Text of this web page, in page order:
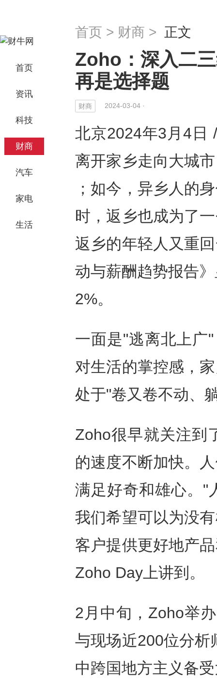
首页
资讯
科技
财商
汽车
家电
生活
首页 > 财商 > 正文
Zoho：深入二
再是选择题
财商 2024-03-04 ·
北京2024年3月4日
离开家乡走向大城
；如今，异乡人的
时，返乡也成为了
返乡的年轻人又重
动与薪酬趋势报告
2%。
一面是"逃离北上广
对生活的掌控感，
处于"卷又卷不动、
Zoho很早就关注到
的速度不断加快。
满足好奇和雄心。"
我们希望可以为没
客户提供更好地产
Zoho Day上讲到。
2月中旬，Zoho举
与现场近200位分析
中跨国地方主义备